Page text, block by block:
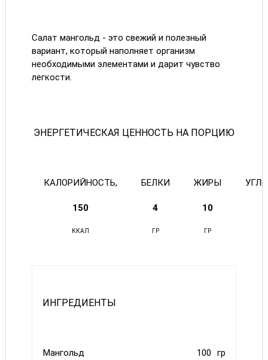
Салат мангольд - это свежий и полезный
вариант, который наполняет организм
необходимыми элементами и дарит чувство
легкости.
ЭНЕРГЕТИЧЕСКАЯ ЦЕННОСТЬ НА ПОРЦИЮ
КАЛОРИЙНОСТЬ, БЕЛКИ ЖИРЫ
150 4 10
ККАЛ ГР ГР
ИНГРЕДИЕНТЫ
Мангольд 100 гр